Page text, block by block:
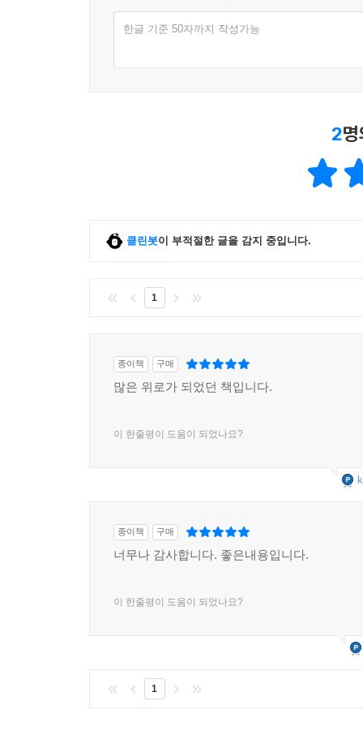
한글 기준 50자까지 작성가능
2
클린봇이 부적절한 글을 감지 중입니다.
1
종이책 구매
많은 위로가 되었던 책입니다.
이 한줄평이 도움이 되었나요?
종이책 구매
너무나 감사합니다. 좋은내용입니다.
이 한줄평이 도움이 되었나요?
1